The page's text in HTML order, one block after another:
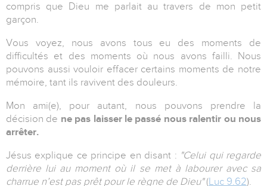
compris que Dieu me parlait au travers de mon petit
garçon.
Vous voyez, nous avons tous eu des moments de
difficultés et des moments où nous avons failli. Nous
pouvons aussi vouloir effacer certains moments de notre
mémoire, tant ils ravivent des douleurs.
Mon ami(e), pour autant, nous pouvons prendre la
décision de ne pas laisser le passé nous ralentir ou nous
arrêter.
Jésus explique ce principe en disant : "Celui qui regarde
derrière lui au moment où il se met à labourer avec sa
charrue n’est pas prêt pour le règne de Dieu"(Luc 9.62).